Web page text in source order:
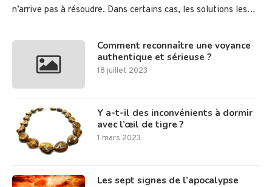
n’arrive pas à résoudre. Dans certains cas, les solutions les…
Comment reconnaître une voyance
authentique et sérieuse ?
18 juillet 2023
Y a-t-il des inconvénients à dormir
avec l’œil de tigre ?
1 mars 2023
Les sept signes de l’apocalypse